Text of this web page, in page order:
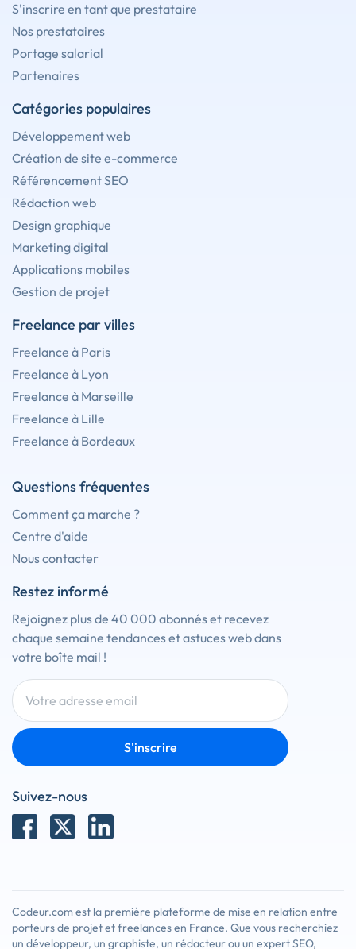
S'inscrire en tant que prestataire
Nos prestataires
Portage salarial
Partenaires
Catégories populaires
Développement web
Création de site e-commerce
Référencement SEO
Rédaction web
Design graphique
Marketing digital
Applications mobiles
Gestion de projet
Freelance par villes
Freelance à Paris
Freelance à Lyon
Freelance à Marseille
Freelance à Lille
Freelance à Bordeaux
Questions fréquentes
Comment ça marche ?
Centre d'aide
Nous contacter
Restez informé
Rejoignez plus de 40 000 abonnés et recevez
chaque semaine tendances et astuces web dans
votre boîte mail !
S'inscrire
Suivez-nous
Codeur.com est la première plateforme de mise en relation entre
porteurs de projet et freelances en France. Que vous recherchiez
un développeur, un graphiste, un rédacteur ou un expert SEO,